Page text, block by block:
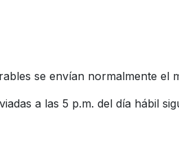
se envían normalmente el
a las 5 p.m. del día hábil